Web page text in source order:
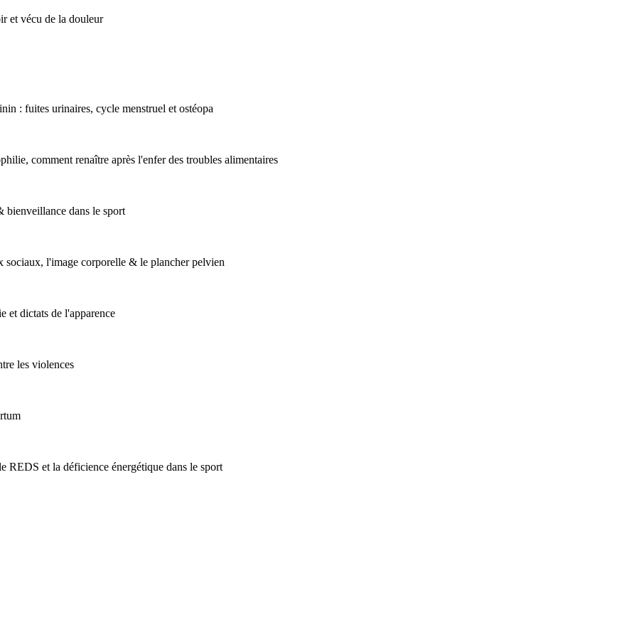
et vécu de la douleur
: fuites urinaires, cycle menstruel et ostéopa
comment renaître après l'enfer des troubles alimentaires
bienveillance dans le sport
l'image corporelle & le plancher pelvien
et dictats de l'apparence
les violences
et la déficience énergétique dans le sport